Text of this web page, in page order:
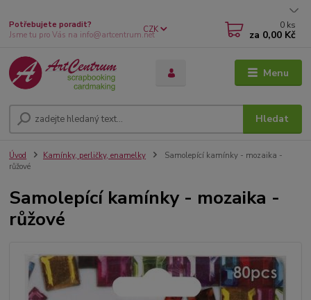
Menu
CZK
Hledat
Potřebujete poradit?
Jsme tu pro Vás na info@artcentrum.net
0 ks
za 0,00 Kč
Úvod Kamínky, perličky, enamelky
Samolepící kamínky - mozaika -
růžové
Samolepící kamínky - mozaika -
růžové